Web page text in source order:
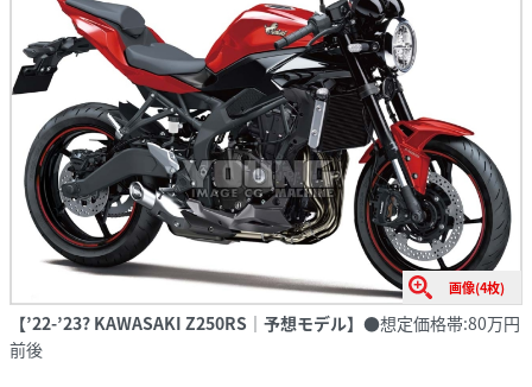
画像(4枚)
【’22-’23? KAWASAKI Z250RS｜予想モデル】 ●想定価格帯:80万円
前後